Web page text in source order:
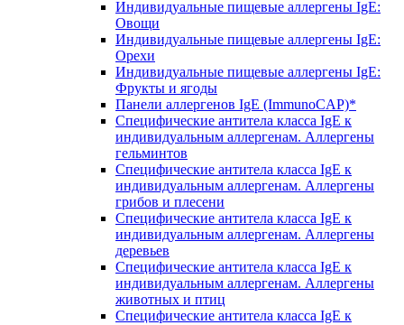
Индивидуальные пищевые аллергены IgE:
Овощи
Индивидуальные пищевые аллергены IgE:
Орехи
Индивидуальные пищевые аллергены IgE:
Фрукты и ягоды
Панели аллергенов IgE (ImmunoCAP)*
Специфические антитела класса IgE к
индивидуальным аллергенам. Аллергены
гельминтов
Специфические антитела класса IgE к
индивидуальным аллергенам. Аллергены
грибов и плесени
Специфические антитела класса IgE к
индивидуальным аллергенам. Аллергены
деревьев
Специфические антитела класса IgE к
индивидуальным аллергенам. Аллергены
животных и птиц
Специфические антитела класса IgE к